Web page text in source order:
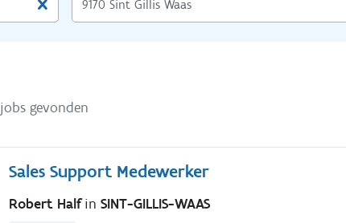
jobs gevonden
Sales Support Medewerker
Robert HalfinSINT-GILLIS-WAAS